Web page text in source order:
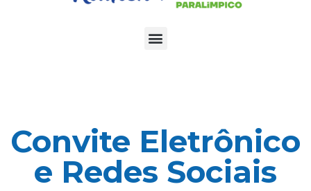
Convite Eletrônico
e Redes Sociais